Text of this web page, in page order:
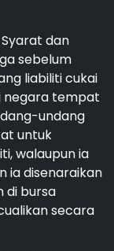
dan
sebelum
liabiliti cukai
negara tempat
undang
untuk
walaupun ia
ia disenaraikan
di bursa
secara